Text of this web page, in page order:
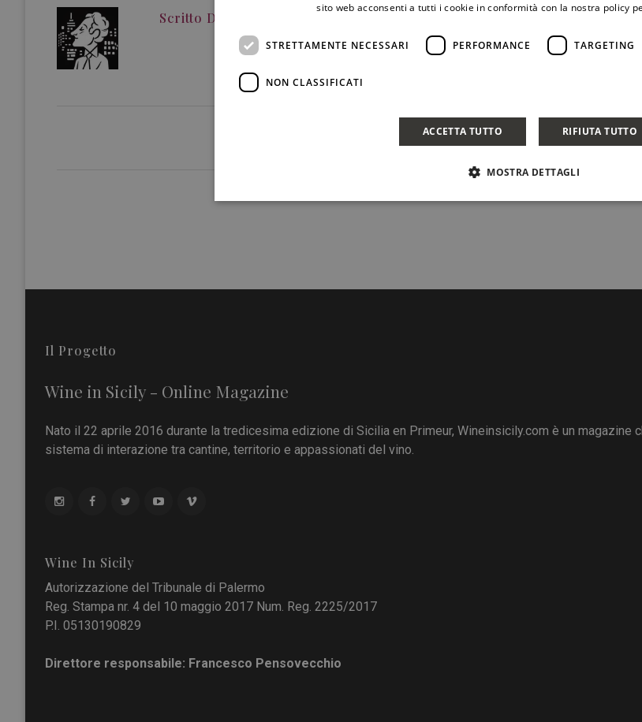
Scritto Da
Il Progetto
Wine in Sicily - Online Magazine
Nato il 22 aprile 2016 durante la tredicesima edizione di Sicilia en Primeur, Wineinsicily.com è un magazine
sistema di interazione tra cantine, territorio e appassionati del vino.
Wine In Sicily
Autorizzazione del Tribunale di Palermo
Reg. Stampa nr. 4 del 10 maggio 2017 Num. Reg. 2225/2017
P.I. 05130190829
Direttore responsabile: Francesco Pensovecchio
sito web acconsenti a tutti i cookie in conformità con la nostra policy
STRETTAMENTE NECESSARI PERFORMANCE TARGETING
NON CLASSIFICATI
ACCETTA TUTTO RIFIUTA TUTTO
MOSTRA DETTAGLI